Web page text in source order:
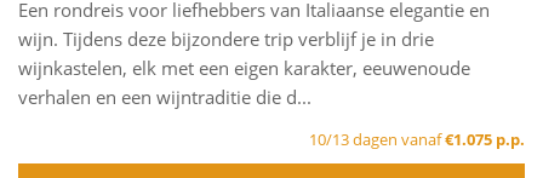
Een rondreis voor liefhebbers van Italiaanse elegantie en
wijn. Tijdens deze bijzondere trip verblijf je in drie
wijnkastelen, elk met een eigen karakter, eeuwenoude
verhalen en een wijntraditie die d...
10/13 dagen vanaf€1.075 p.p.